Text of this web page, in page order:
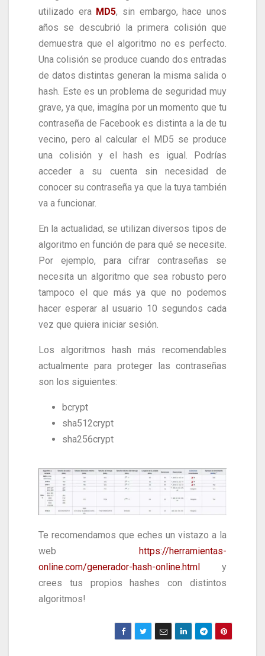
utilizado era MD5, sin embargo, hace unos
años se descubrió la primera colisión que
demuestra que el algoritmo no es perfecto.
Una colisión se produce cuando dos entradas
de datos distintas generan la misma salida o
hash. Este es un problema de seguridad muy
grave, ya que, imagína por un momento que tu
contraseña de Facebook es distinta a la de tu
vecino, pero al calcular el MD5 se produce
una colisión y el hash es igual. Podrías
acceder a su cuenta sin necesidad de
conocer su contraseña ya que la tuya también
va a funcionar.
En la actualidad, se utilizan diversos tipos de
algoritmo en función de para qué se necesite.
Por ejemplo, para cifrar contraseñas se
necesita un algoritmo que sea robusto pero
tampoco el que más ya que no podemos
hacer esperar al usuario 10 segundos cada
vez que quiera iniciar sesión.
Los algoritmos hash más recomendables
actualmente para proteger las contraseñas
son los siguientes:
bcrypt
sha512crypt
sha256crypt
Te recomendamos que eches un vistazo a la
web
https://herramientas-
online.com/generador-hash-online.html
y
crees tus propios hashes con distintos
algoritmos!